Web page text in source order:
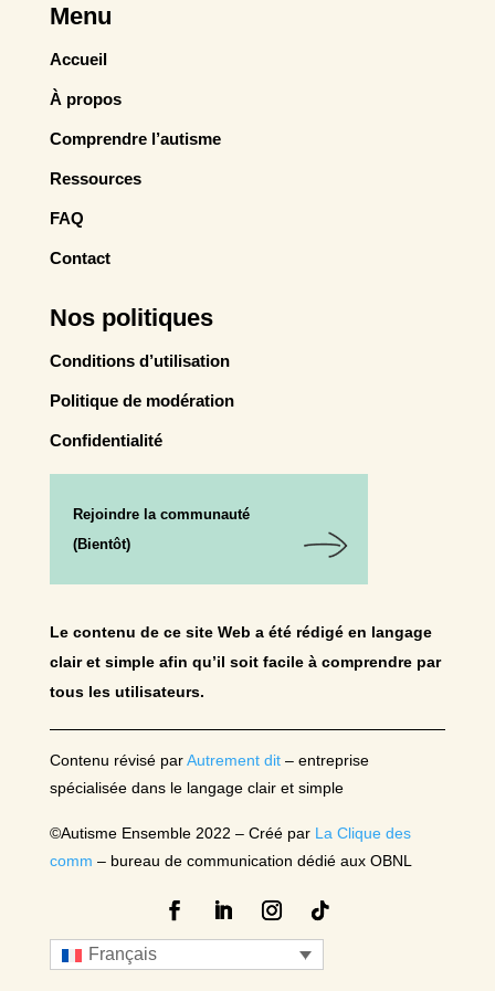
Menu
Accueil
À propos
Comprendre l’autisme
Ressources
FAQ
Contact
Nos politiques
Conditions d’utilisation
Politique de modération
Confidentialité
Rejoindre la communauté
(Bientôt)
Le contenu de ce site Web a été rédigé en langage
clair et simple afin qu’il soit facile à comprendre par
tous les utilisateurs.
Contenu révisé parAutrement dit– entreprise
spécialisée dans le langage clair et simple
©Autisme Ensemble 2022 – Créé par La Clique des
comm – bureau de communication dédié aux OBNL
Français